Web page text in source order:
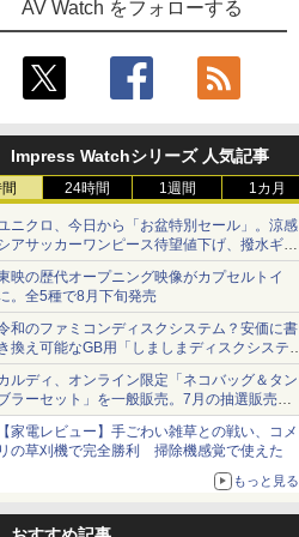
AV Watch をフォローする
Impress Watchシリーズ 人気記事
24時間 1週間 1カ月
ニクロ、今日から「お盆特別セール」。涼感
アサッカーワンピース待望値下げ、撥水ギア
ョーツは1990円に
映の歴代オープニング映像がカプセルトイ
。全5種で8月下旬発売
和のファミコンディスクシステム？安価に書
換え可能なGB用「しましまディスクシステ
」
ルディ、オンライン限定「ネコバッグ＆タン
ラーセット」を一般販売。7月の抽選販売の
選無効分
家電レビュー】手ごわい雑草との戦い、コメ
の草刈機で完全勝利 掃除機感覚で使えた
もっと見る